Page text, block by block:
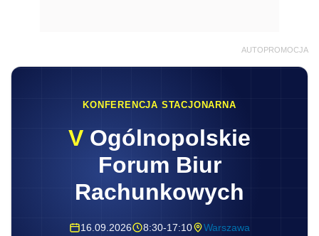
AUTOPROMOCJA
KONFERENCJA STACJONARNA
V Ogólnopolskie
Forum Biur
Rachunkowych
16.09.2026 8:30-17:10 Warszawa